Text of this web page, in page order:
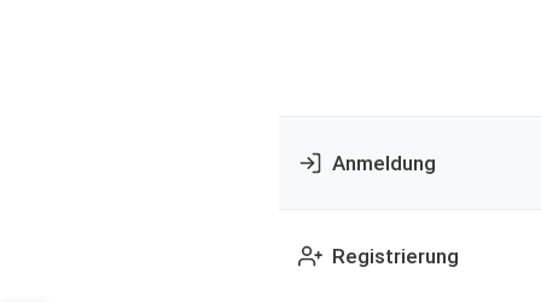
Anmeldung
Registrierung